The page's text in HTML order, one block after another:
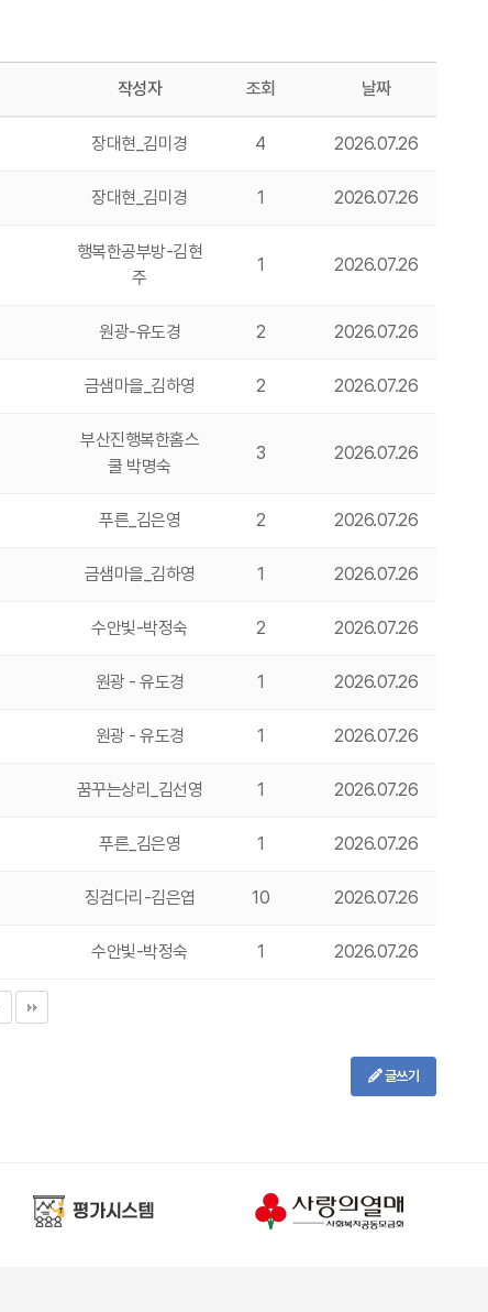
작성자 조회 날짜
장대현_김미경 4 2026.07.26
장대현_김미경 1 2026.07.26
행복한공부방-김현
주
1 2026.07.26
원광-유도경 2 2026.07.26
금샘마을_김하영 2 2026.07.26
부산진행복한홈스
쿨 박명숙
3 2026.07.26
푸른_김은영 2 2026.07.26
금샘마을_김하영 1 2026.07.26
수안빛-박정숙 2 2026.07.26
원광 - 유도경 1 2026.07.26
원광 - 유도경 1 2026.07.26
꿈꾸는상리_김선영 1 2026.07.26
푸른_김은영 1 2026.07.26
징검다리-김은엽 10 2026.07.26
수안빛-박정숙 1 2026.07.26
글쓰기